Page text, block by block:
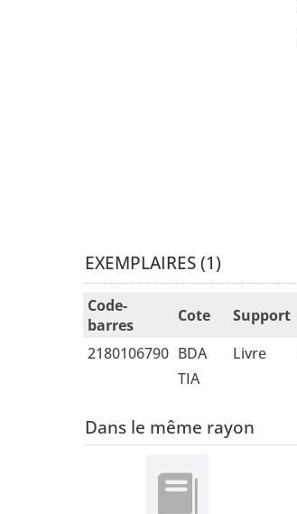
EXEMPLAIRES (1)
Liste des exemplaires
Code-
barres
Cote Support
2180106790 BDA
TIA
Livre
Dans le même rayon